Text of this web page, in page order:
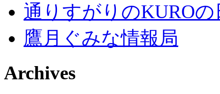
通りすがりのKURO
鷹月ぐみな情報局
Archives